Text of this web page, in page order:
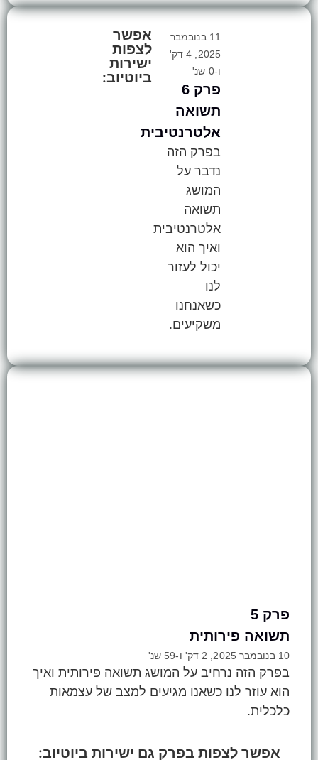
11 בנובמבר
2025, 4 דק'
ו-0 שנ'
פרק 6
תשואה
אלטרנטיבית
בפרק הזה
נדבר על
המושג
תשואה
אלטרנטיבית
ואיך הוא
יכול לעזור
לנו
כשאנחנו
משקיעים.
אפשר
לצפות
ישירות
ביוטיוב:
פרק 5
תשואה פירותית
10 בנובמבר 2025, 2 דק' ו-59 שנ'
בפרק הזה נרחיב על המושג תשואה פירותית ואיך
הוא עוזר לנו כשאנו מגיעים למצב של עצמאות
כלכלית.
אפשר לצפות בפרק גם ישירות ביוטיוב: